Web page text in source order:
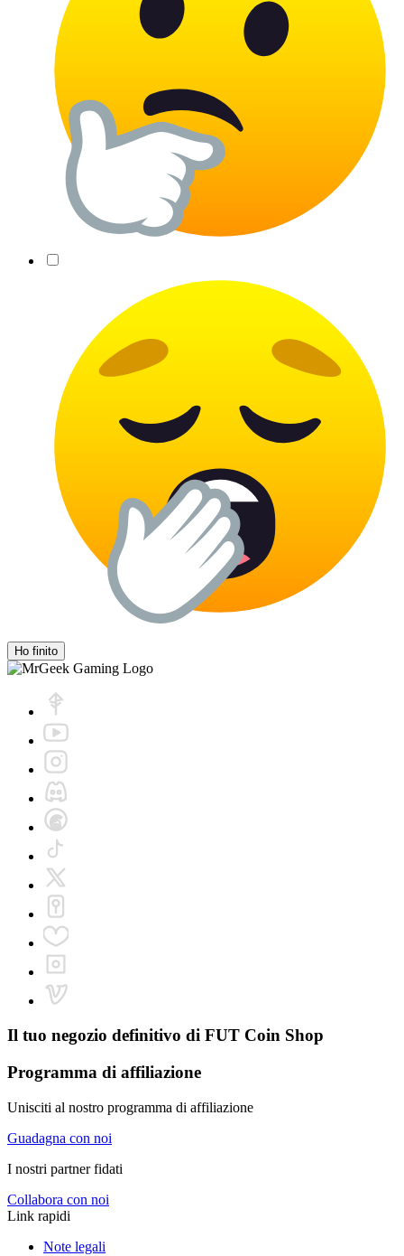
Ho finito
Il tuo negozio definitivo di FUT Coin Shop
Programma di affiliazione
Unisciti al nostro programma di affiliazione
Guadagna con noi
I nostri partner fidati
Collabora con noi
Link rapidi
Note legali